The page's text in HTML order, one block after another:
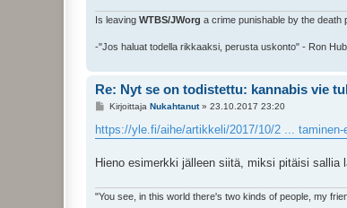
Is leaving WTBS/JWorg a crime punishable by the death
-"Jos haluat todella rikkaaksi, perusta uskonto" - Ron
Re: Nyt se on todistettu: kannabis vie
V
e
s
i
Kirjoittaja Nukahtanut» 23.10.2017 23:20
https://yle.fi/aihe/artikkeli/2017/10/2 ... taminen-
Hieno esimerkki jälleen siitä, miksi pitäisi
"You see, in this world there's two kinds of people, my